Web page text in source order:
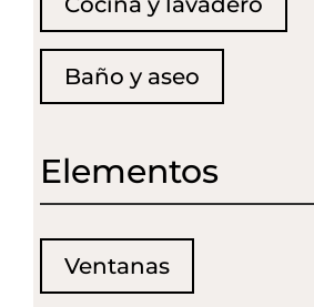
Baño y aseo
Elementos
Ventanas